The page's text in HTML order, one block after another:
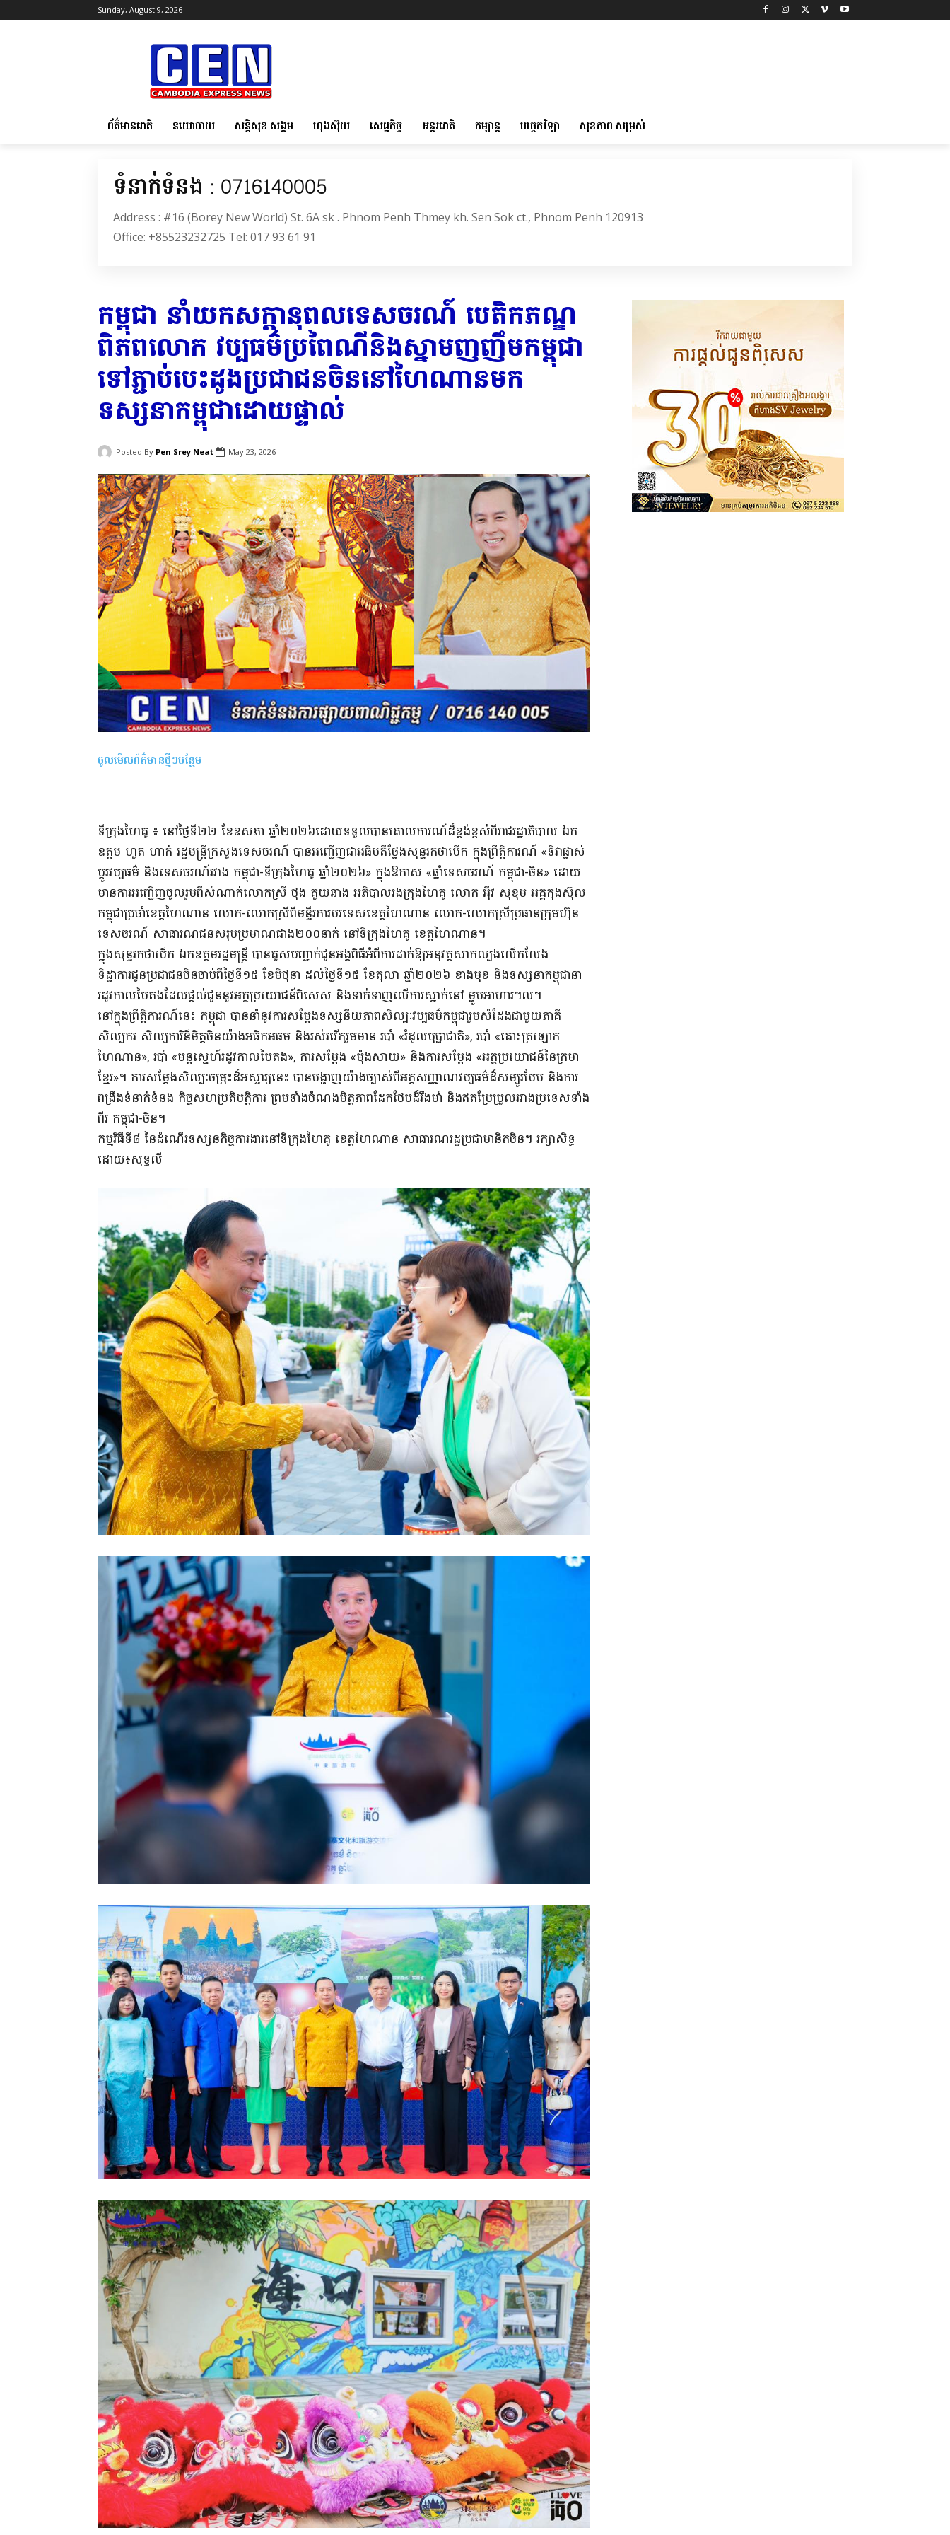
Sunday, August 9, 2026
ព័ត៌មានជាតិ នយោបាយ សន្តិសុខ សង្គម ហុងស៊ុយ សេដ្ឋកិច្ច អន្តរជាតិ កម្សាន្ត បច្ចេកវិទ្យា សុខភាព សម្រស់
ទំនាក់ទំនង : 0716140005
Address : #16 (Borey New World) St. 6A sk . Phnom Penh Thmey kh. Sen Sok ct., Phnom Penh 120913
Office: +85523232725 Tel: 017 93 61 91
កម្ពុជា នាំយកសក្តានុពលទេសចរណ៍ បេតិកភណ្ឌ
ពិភពលោក វប្បធម៌ប្រពៃណីនិងស្នាមញញឹមកម្ពុជា
ទៅភ្ជាប់បេះដូងប្រជាជនចិននៅហៃណានមក
ទស្សនាកម្ពុជាដោយផ្ទាល់
Posted By Pen Srey Neat May 23, 2026
ចូលមើលព័ត៌មានថ្មីៗបន្ថែម
ទីក្រុងហៃគូ ៖ នៅថ្ងៃទី២២ ខែឧសភា ឆ្នាំ២០២៦ដោយទទួលបានគោលការណ៍ដ៏ខ្ពង់ខ្ពស់ពីរាជរដ្ឋាភិបាល ឯក
ឧត្តម ហួត ហាក់ រដ្ឋមន្ត្រីក្រសួងទេសចរណ៍ បានអញ្ជើញជាអធិបតីថ្លែងសុន្ទរកថាបើក ក្នុងព្រឹត្តិការណ៍ «ទិវាផ្លាស់
ប្តូរវប្បធម៌ និងទេសចរណ៍រវាង កម្ពុជា-ទីក្រុងហៃគូ ឆ្នាំ២០២៦» ក្នុងឱកាស «ឆ្នាំទេសចរណ៍ កម្ពុជា-ចិន» ដោយ
មានការអញ្ជើញចូលរួមពីសំណាក់លោកស្រី ថុង គួយឆាង អភិបាលរងក្រុងហៃគូ លោក អុីវ សុខុម អគ្គកុងស៊ុល
កម្ពុជាប្រចាំខេត្តហៃណាន លោក-លោកស្រីពីមន្ទីរការបរទេសខេត្តហៃណាន លោក-លោកស្រីប្រធានក្រុមហ៊ុន
ទេសចរណ៍ សាធារណជនសរុបប្រមាណជាង២០០នាក់ នៅទីក្រុងហៃគូ ខេត្តហៃណាន។
ក្នុងសុន្ទរកថាបើក ឯកឧត្តមរដ្ឋមន្រ្តី បានគូសបញ្ជាក់ជូនអង្គពិធីអំពីការដាក់ឱ្យអនុវត្តសាកល្បងលើកលែង
ទិដ្ឋាការជូនប្រជាជនចិនចាប់ពីថ្ងៃទី១៥ ខែមិថុនា ដល់ថ្ងៃទី១៥ ខែតុលា ឆ្នាំ២០២៦ ខាងមុខ និងទស្សនាកម្ពុជានា
រដូវកាលបៃតងដែលផ្តល់ជូននូវអត្ថប្រយោជន៍ពិសេស និងទាក់ទាញលើការស្នាក់នៅ ម្ហូបអាហារ។ល។
នៅក្នុងព្រឹត្តិការណ៍នេះ កម្ពុជា បាននាំនូវការសម្តែងទស្សនីយភាពសិល្បៈវប្បធម៌កម្ពុជារួមសំដែងជាមួយភាគី
សិល្បករ សិល្បការិនីមិត្តចិនយ៉ាងអធិកអធម និងរស់រវើករួមមាន របាំ «រំដួលបុប្ផាជាតិ», របាំ «គោះត្រឡោក
ហៃណាន», របាំ «មន្តស្នេហ៍រដូវកាលបៃតង», ការសម្តែង «ម៉ុងសាយ» និងការសម្តែង «អត្ថប្រយោជន៍នៃក្រមា
ខ្មែរ»។ ការសម្តែងសិល្បៈចម្រុះដ៏អស្ចារ្យនេះ បានបង្ហាញយ៉ាងច្បាស់ពីអត្តសញ្ញាណវប្បធម៌ដ៏សម្បូរបែប និងការ
ពង្រឹងទំនាក់ទំនង កិច្ចសហប្រតិបត្តិការ ព្រមទាំងចំណងមិត្តភាពដែកថែបដ៏រឹងមាំ និងឥតប្រែប្រួលរវាងប្រទេសទាំង
ពីរ កម្ពុជា-ចិន។
កម្មវិធីទី៨ នៃដំណើរទស្សនកិច្ចការងារនៅទីក្រុងហៃគូ ខេត្តហៃណាន សាធារណរដ្ឋប្រជាមានិតចិន។ រក្សាសិទ្ធ
ដោយ៖សុទ្ធលី